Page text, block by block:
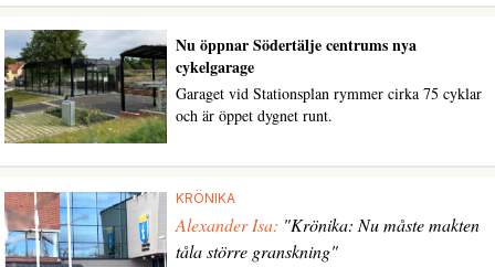
Nu öppnar Södertälje centrums nya
cykelgarage
Garaget vid Stationsplan rymmer cirka 75 cyklar
och är öppet dygnet runt.
KRÖNIKA
Alexander Isa: "Krönika: Nu måste makten
tåla större granskning"